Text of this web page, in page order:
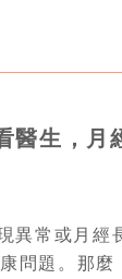
醫生，月
異常或月經
問題。那麼